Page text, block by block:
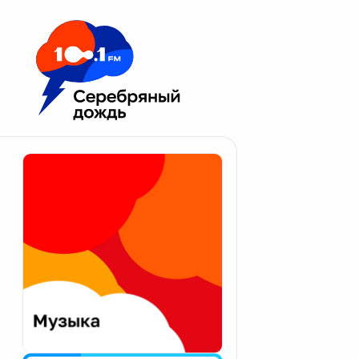
Москва 100.1 FM
Апатиты
Екатеринбург
Калининград
Калуга